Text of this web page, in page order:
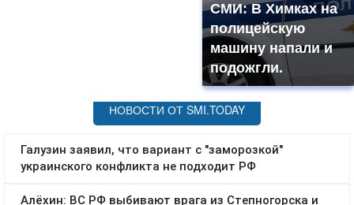
СМИ: В Химках на
полицейскую
машину напали и
подожгли.